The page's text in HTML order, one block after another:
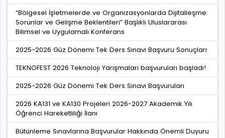
“Bölgesel İşletmelerde ve Organizasyonlarda Dijitalleşme:
Sorunlar ve Gelişme Beklentileri” Başlıklı Uluslararası
Bilimsel ve Uygulamalı Konferans
2025-2026 Güz Dönemi Tek Ders Sınavı Başvuru Sonuçları
TEKNOFEST 2026 Teknoloji Yarışmaları başvuruları başladı!
2025-2026 Güz Dönemi Tek Ders Sınavı Başvuruları
2026 KA131 ve KA130 Projeleri 2026-2027 Akademik Yılı
Öğrenci Hareketliliği İlanı
Bütünleme Sınavlarına Başvurular Hakkında Önemli Duyuru